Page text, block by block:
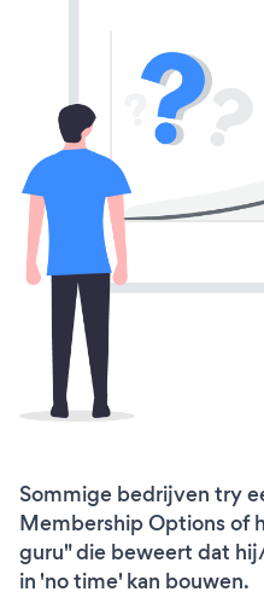
Sommige bedrijven try
Membership Options of
guru" die beweert dat
in 'no time' kan bouwen.